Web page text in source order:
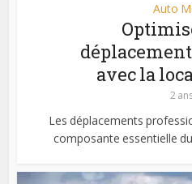
Auto
avec la
2
Les déplacements
composante essentielle